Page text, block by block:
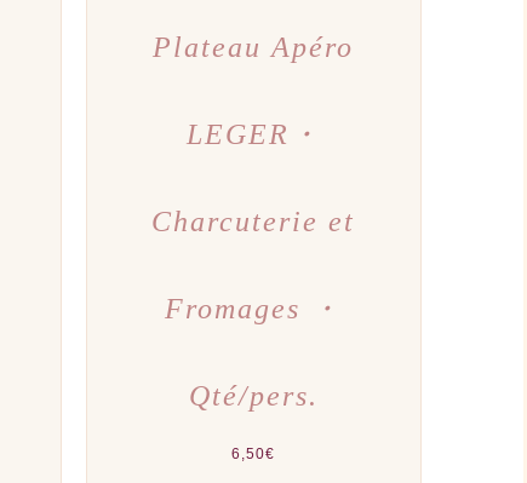
Plateau Apéro
LEGER・
Charcuterie et
Fromages ・
Qté/pers.
6,50€